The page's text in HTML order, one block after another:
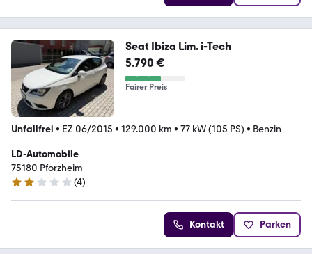
Seat Ibiza Lim. i-Tech
5.790 €
Fairer Preis
Unfallfrei • EZ 06/2015 • 129.000 km • 77 kW (105 PS) • Benzin
LD-Automobile
75180 Pforzheim
2 Sterne
(4)
Kontakt Parken